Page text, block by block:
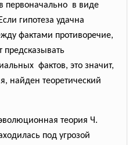
первоначально в виде
гипотеза удачна
фактами противоречие,
предсказывать
фактов, это значит,
найден теоретический
теория Ч.
под угрозой